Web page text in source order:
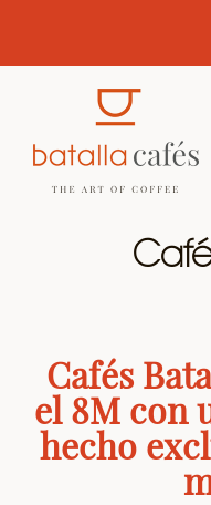
Cafés
el 8M con
hecho